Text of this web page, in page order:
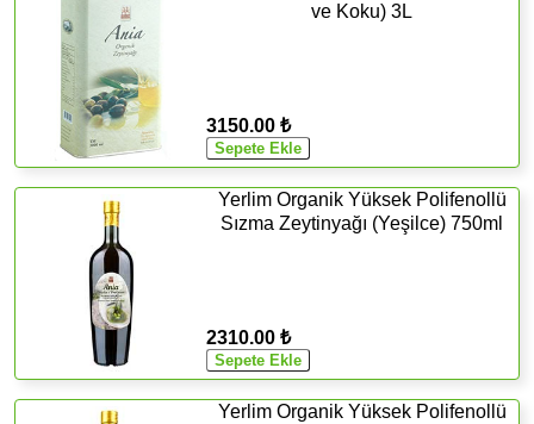
ve Koku) 3L
3150.00 ₺
Yerlim Organik Yüksek Polifenollü
Sızma Zeytinyağı (Yeşilce) 750ml
2310.00 ₺
Yerlim Organik Yüksek Polifenollü